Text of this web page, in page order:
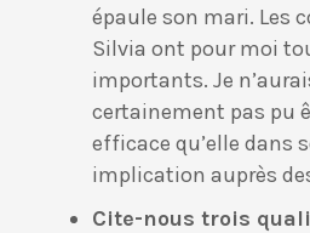
épaule son mari. Les
Silvia ont pour moi
importants. Je
certainement pas pu
efficace qu’elle dans
implication auprès
Cite-nous trois